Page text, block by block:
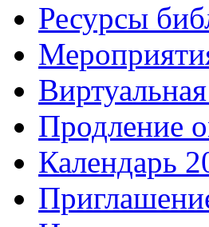
Ресурсы
Продление
Календарь